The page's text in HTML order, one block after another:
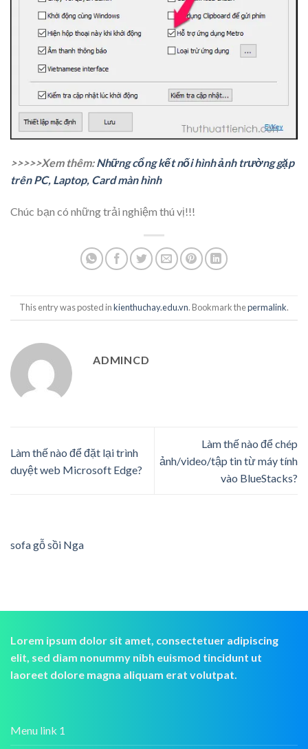
>>>>>Xem thêm:Những cổng kết nối hình ảnh trường gặp
trên PC, Laptop, Card màn hình
Chúc bạn có những trải nghiệm thú vị!!!
This entry was posted inkienthuchay.edu.vn. Bookmark thepermalink.
ADMINCD
Làm thế nào để đặt lại trình
duyệt web Microsoft Edge?
Làm thế nào để chép
ảnh/video/tập tin từ máy tính
vào BlueStacks?
sofa gỗ sồi Nga
Lorem ipsum dolor sit amet, consectetuer adipiscing
elit, sed diam nonummy nibh euismod tincidunt ut
laoreet dolore magna aliquam erat volutpat.
Menu link 1